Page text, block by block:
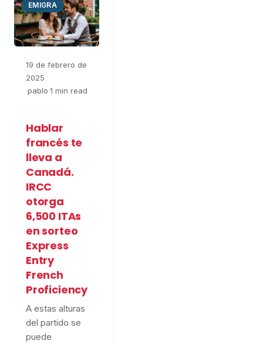
EMIGRA
19 de febrero de
2025
·pablo·1 min read
Hablar
francés te
lleva a
Canadá.
IRCC
otorga
6,500 ITAs
en sorteo
Express
Entry
French
Proficiency
A estas alturas
del partido se
puede